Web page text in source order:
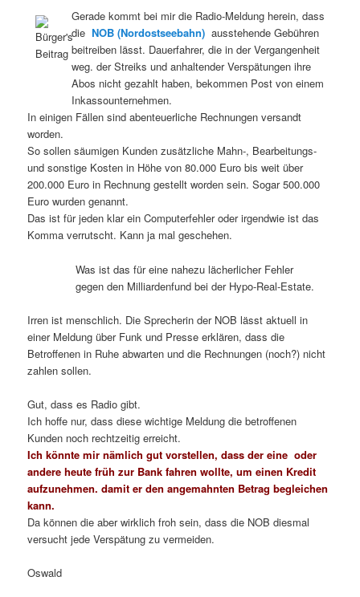
Gerade kommt bei mir die Radio-Meldung herein, dass
dieNOB (Nordostseebahn) ausstehende Gebühren
beitreiben lässt. Dauerfahrer, die in der Vergangenheit
weg. der Streiks und anhaltender Verspätungen ihre
Abos nicht gezahlt haben, bekommen Post von einem
Inkassounternehmen.
In einigen Fällen sind abenteuerliche Rechnungen versandt
worden.
So sollen säumigen Kunden zusätzliche Mahn-, Bearbeitungs-
und sonstige Kosten in Höhe von 80.000 Euro bis weit über
200.000 Euro in Rechnung gestellt worden sein. Sogar 500.000
Euro wurden genannt.
Das ist für jeden klar ein Computerfehler oder irgendwie ist das
Komma verrutscht. Kann ja mal geschehen.
Was ist das für eine nahezu lächerlicher Fehler
gegen den Milliardenfund bei der Hypo-Real-Estate.
Irren ist menschlich. Die Sprecherin der NOB lässt aktuell in
einer Meldung über Funk und Presse erklären, dass die
Betroffenen in Ruhe abwarten und die Rechnungen (noch?) nicht
zahlen sollen.
Gut, dass es Radio gibt.
Ich hoffe nur, dass diese wichtige Meldung die betroffenen
Kunden noch rechtzeitig erreicht.
Ich könnte mir nämlich gut vorstellen, dass der eine oder
andere heute früh zur Bank fahren wollte, um einen Kredit
aufzunehmen. damit er den angemahnten Betrag begleichen
kann.
Da können die aber wirklich froh sein, dass die NOB diesmal
versucht jede Verspätung zu vermeiden.
Oswald